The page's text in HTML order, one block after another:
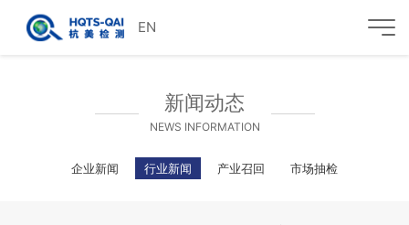
EN
新闻动态
NEWS INFORMATION
企业新闻 行业新闻 产业召回 市场抽检